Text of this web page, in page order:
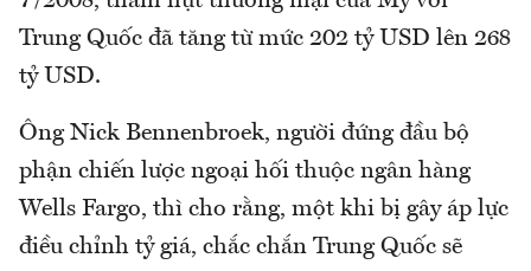
Trung Quốc đã tăng từ mức 202 tỷ USD lên 268
tỷ USD.
Ông Nick Bennenbroek, người đứng đầu bộ
phận chiến lược ngoại hối thuộc ngân hàng
Wells Fargo, thì cho rằng, một khi bị gây áp lực
điều chỉnh tỷ giá, chắc chắn Trung Quốc sẽ